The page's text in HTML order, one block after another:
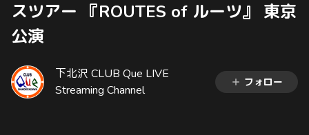
スツアー 『ROUTES of ルーツ』 東京
公演
下北沢 CLUB Que LIVE
Streaming Channel
フォロー